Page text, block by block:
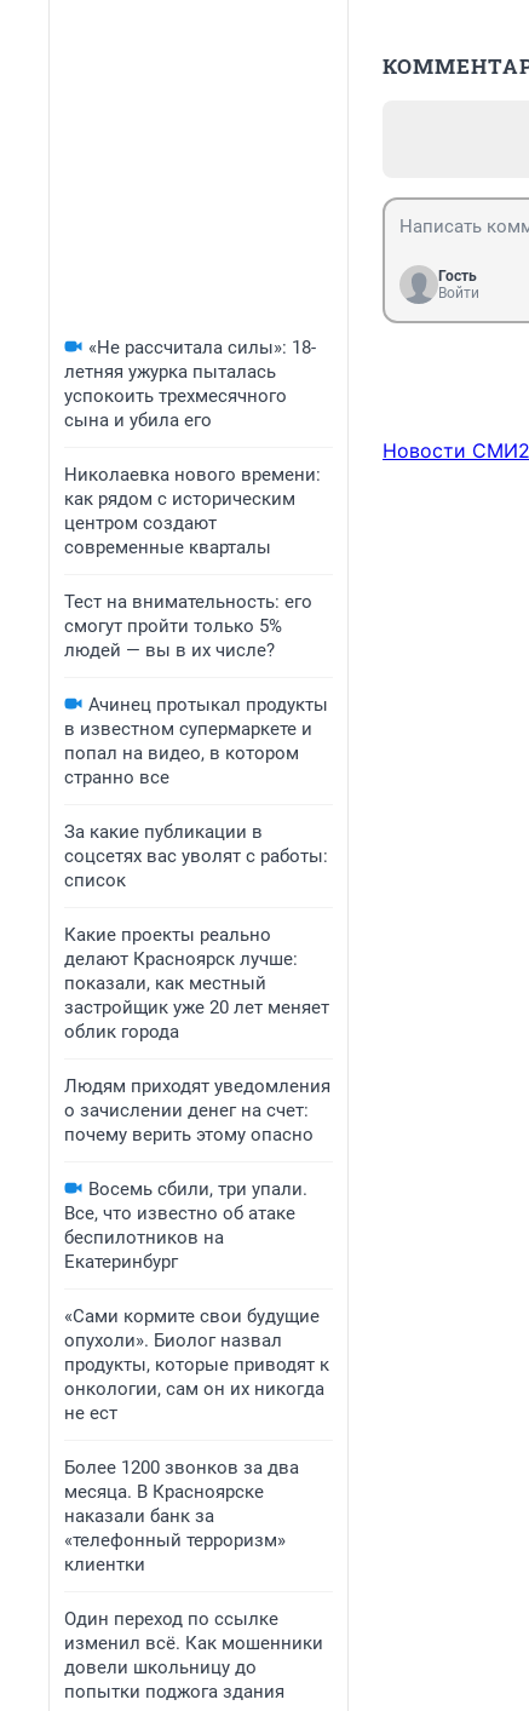
«Не рассчитала силы»: 18-
летняя ужурка пыталась
успокоить трехмесячного
сына и убила его
Николаевка нового времени:
как рядом с историческим
центром создают
современные кварталы
Тест на внимательность: его
смогут пройти только 5%
людей — вы в их числе?
Ачинец протыкал продукты
в известном супермаркете и
попал на видео, в котором
странно все
За какие публикации в
соцсетях вас уволят с работы:
список
Какие проекты реально
делают Красноярск лучше:
показали, как местный
застройщик уже 20 лет меняет
облик города
Людям приходят уведомления
о зачислении денег на счет:
почему верить этому опасно
Восемь сбили, три упали.
Все, что известно об атаке
беспилотников на
Екатеринбург
«Сами кормите свои будущие
опухоли». Биолог назвал
продукты, которые приводят к
онкологии, сам он их никогда
не ест
Более 1200 звонков за два
месяца. В Красноярске
наказали банк за
«телефонный терроризм»
клиентки
Один переход по ссылке
изменил всё. Как мошенники
довели школьницу до
попытки поджога здания
Гость
Войти
Новости СМИ2